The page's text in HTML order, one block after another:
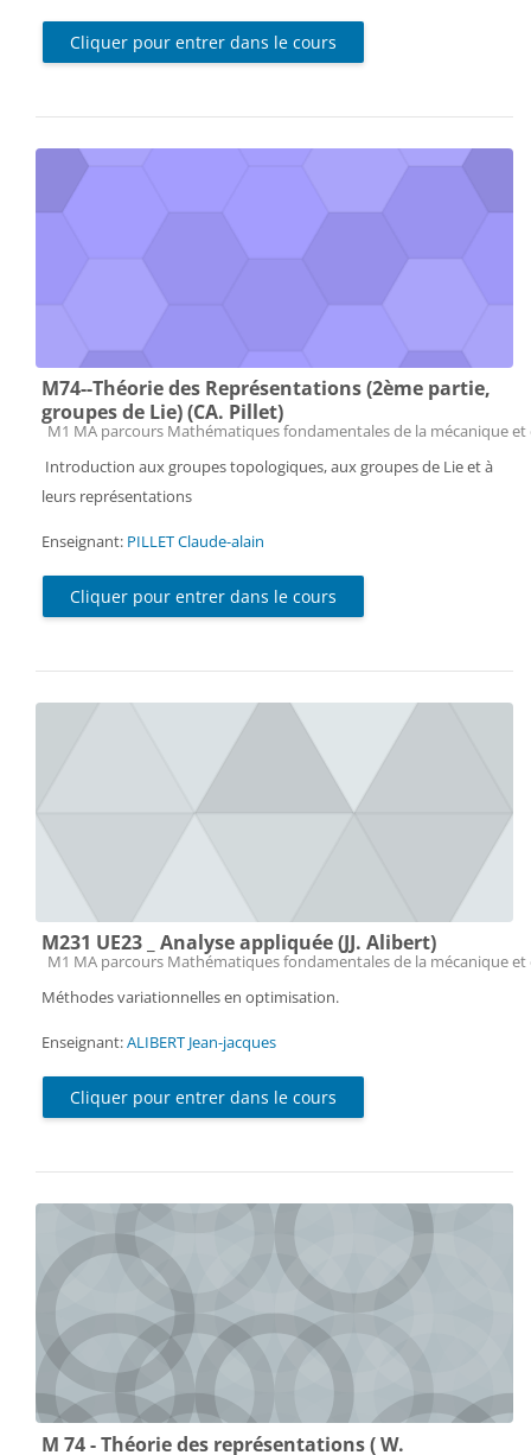
Cliquer pour entrer dans le cours
M74--Théorie des Représentations (2ème partie,
groupes de Lie) (CA. Pillet)
Catégorie de cours
M1 MA parcours Mathématiques fondamentales de la mécanique
Introduction aux groupes topologiques, aux groupes de Lie et à
leurs représentations
Enseignant: PILLET Claude-alain
Cliquer pour entrer dans le cours
M231 UE23 _ Analyse appliquée (JJ. Alibert)
Catégorie de cours
M1 MA parcours Mathématiques fondamentales de la mécanique
Méthodes variationnelles en optimisation.
Enseignant:ALIBERT Jean-jacques
Cliquer pour entrer dans le cours
M 74 - Théorie des représentations ( W.